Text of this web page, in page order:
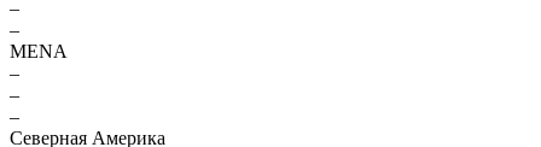
–
–
MENA
–
–
–
Северная Америка